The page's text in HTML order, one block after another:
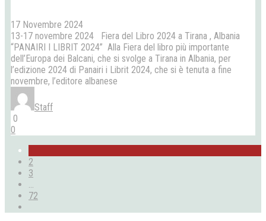
17 Novembre 2024
13-17 novembre 2024 Fiera del Libro 2024 a Tirana , Albania
“PANAIRI I LIBRIT 2024” Alla Fiera del libro più importante
dell’Europa dei Balcani, che si svolge a Tirana in Albania, per
l’edizione 2024 di Panairi i Librit 2024, che si è tenuta a fine
novembre, l’editore albanese
Staff
0
0
2
3
...
72